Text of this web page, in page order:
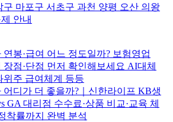
구 마포구 서초구 과천 양평 오산 의왕
안내
연봉·급여 어느 정도일까? 보험영업
장점·단점 먼저 확인해보세요 AI대체
위주 급여체계 등등
어디가 더 좋을까?｜신한라이프 KB생
GA 대리점 수수료·상품 비교·교육 체
착률까지 완벽 분석